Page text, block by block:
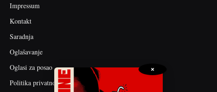
Impressum
Kontakt
Saradnja
Oglašavanje
Oglasi za posao
Politika privatnosti
×